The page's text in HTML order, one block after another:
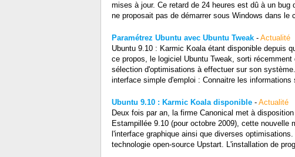
mises à jour. Ce retard de 24 heures est dû à un
ne proposait pas de démarrer sous Windows dans
Paramétrez Ubuntu avec Ubuntu Tweak- Actualité
Ubuntu 9.10 : Karmic Koala étant disponible depuis
ce propos, le logiciel Ubuntu Tweak, sorti
sélection d'optimisations à effectuer sur son
interface simple d'emploi : Connaitre les
Ubuntu 9.10 : Karmic Koala disponible- Actualité
Deux fois par an, la firme Canonical met à
Estampillée 9.10 (pour octobre 2009), cette
l'interface graphique ainsi que diverses
technologie open-source Upstart. L'installation de